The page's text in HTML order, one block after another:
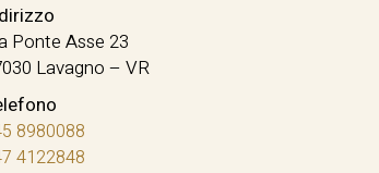
Ponte Asse 23
Lavagno – VR
8980088
4122848